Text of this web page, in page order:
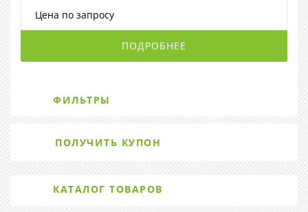
Цена по запросу
ПОДРОБНЕЕ
ФИЛЬТРЫ
ПОЛУЧИТЬ КУПОН
КАТАЛОГ ТОВАРОВ